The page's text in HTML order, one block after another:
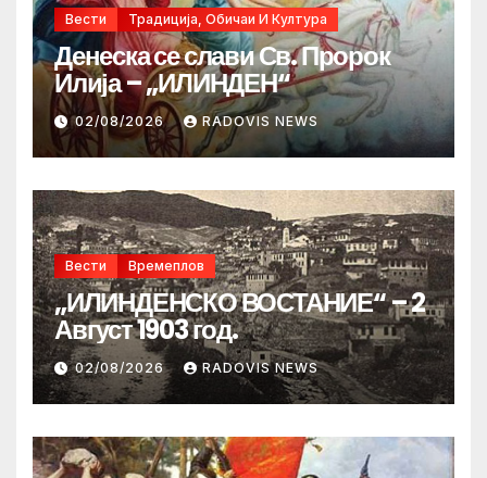
Вести Традиција, Обичаи И Култура
Денеска се слави Св. Пророк
Илија – „ИЛИНДЕН“
02/08/2026 RADOVIS NEWS
Вести Времеплов
„ИЛИНДЕНСКО ВОСТАНИЕ“ – 2
Август 1903 год.
02/08/2026 RADOVIS NEWS